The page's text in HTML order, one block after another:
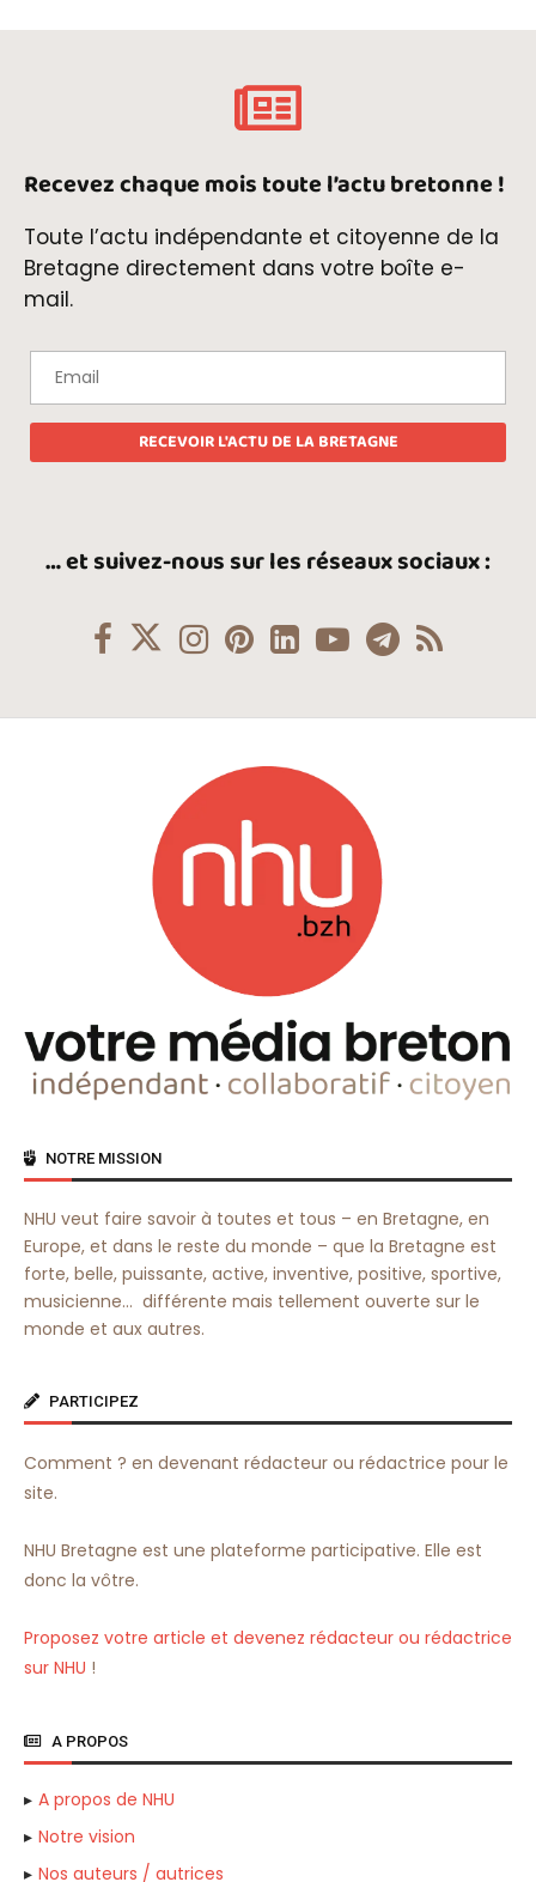
Recevez chaque mois toute l’actu bretonne !
Toute l’actu indépendante et citoyenne de la
Bretagne directement dans votre boîte e-
mail.
… et suivez-nous sur les réseaux sociaux :
NOTRE MISSION
NHU veut faire savoir à toutes et tous – en Bretagne, en
Europe, et dans le reste du monde – que la Bretagne est
forte, belle, puissante, active, inventive, positive, sportive,
musicienne… différente mais tellement ouverte sur le
monde et aux autres.
PARTICIPEZ
Comment ? en devenant rédacteur ou rédactrice pour le
site.
NHU Bretagne est une plateforme participative. Elle est
donc la vôtre.
Proposez votre article et devenez rédacteur ou rédactrice
sur NHU !
A PROPOS
A propos de NHU
Notre vision
Nos auteurs / autrices